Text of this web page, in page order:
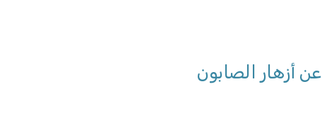
عن أزهار الصابون